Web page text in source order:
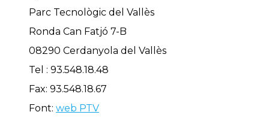
Parc Tecnològic del Vallès
Ronda Can Fatjó 7-B
08290 Cerdanyola del Vallès
Tel : 93.548.18.48
Fax: 93.548.18.67
Font: web PTV